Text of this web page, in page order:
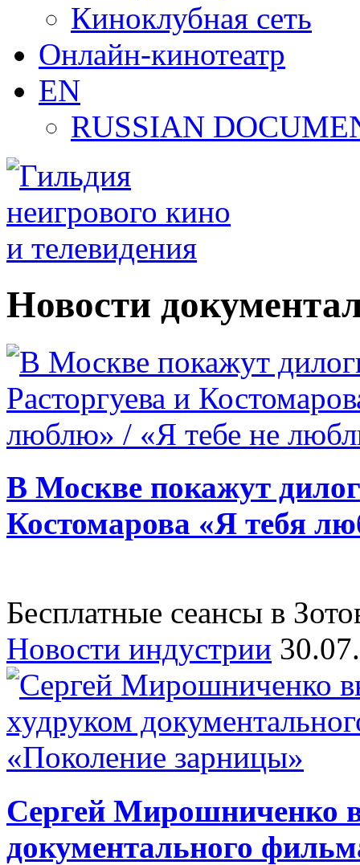
Киноклубная сеть
Онлайн-кинотеатр
EN
RUSSIAN
Новости
В Москве покажут
Костомарова «Я тебя
Бесплатные сеансы в
Новости индустрии
Сергей Мирошниченко
документального